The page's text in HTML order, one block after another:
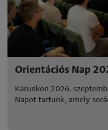
Orientációs Nap
Karunkon 2026.
Napot tartunk, amely